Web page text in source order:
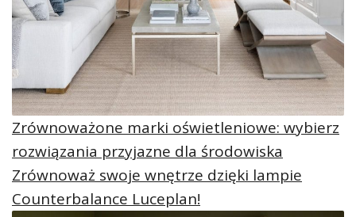
Zrównoważone marki oświetleniowe: wybierz
rozwiązania przyjazne dla środowiska
Zrównoważ swoje wnętrze dzięki lampie
Counterbalance Luceplan!